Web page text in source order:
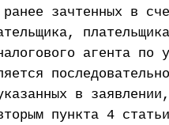
зачтенных в
агента по
в
пункта 4